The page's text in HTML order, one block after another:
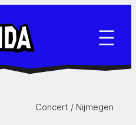
Concert / Nijmegen